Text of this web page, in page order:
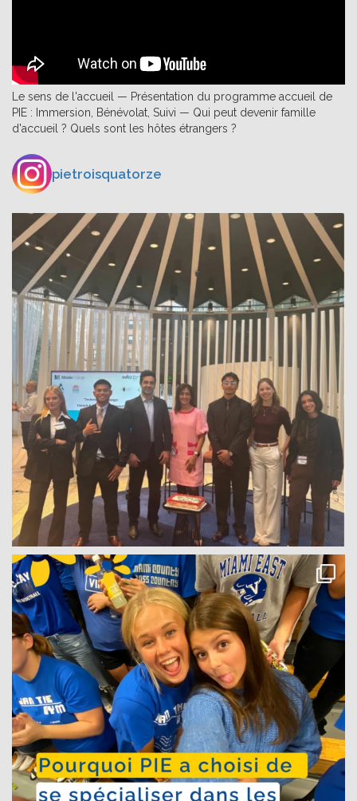
Le sens de l'accueil — Présentation du programme accueil de
PIE : Immersion, Bénévolat, Suivi — Qui peut devenir famille
d'accueil ? Quels sont les hôtes étrangers ?
pietroisquatorze